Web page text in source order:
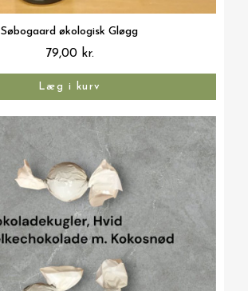
Vis her
Søbogaard økologisk Gløgg
79,00 kr.
Læg i kurv